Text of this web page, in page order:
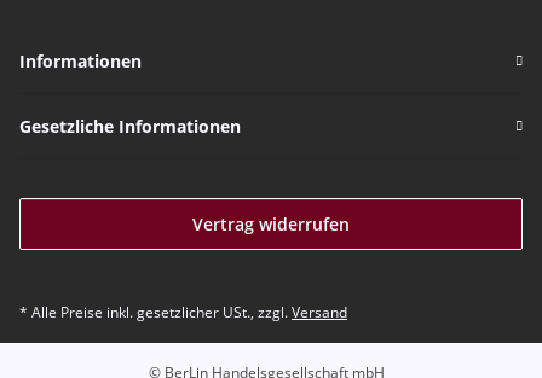
Informationen
Gesetzliche Informationen
Vertrag widerrufen
* Alle Preise inkl. gesetzlicher USt., zzgl.Versand
© BerLin Handelsgesellschaft mbH